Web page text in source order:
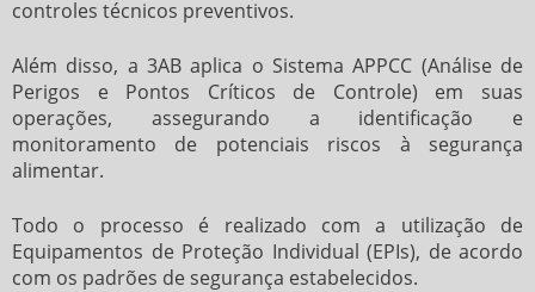
controles técnicos preventivos.
Além disso, a 3AB aplica o Sistema APPCC (Análise de
Perigos e Pontos Críticos de Controle) em suas
operações, assegurando a identificação e
monitoramento de potenciais riscos à segurança
alimentar.
Todo o processo é realizado com a utilização de
Equipamentos de Proteção Individual (EPIs), de acordo
com os padrões de segurança estabelecidos.